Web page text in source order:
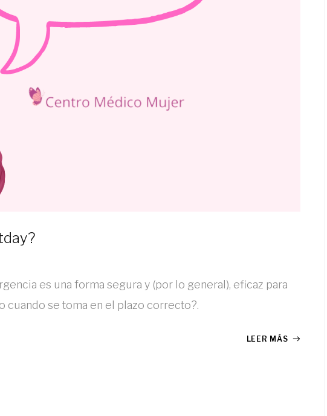
es una forma segura y (por lo general), eficaz para
cuando se toma en el plazo correcto?.
LEER MÁS